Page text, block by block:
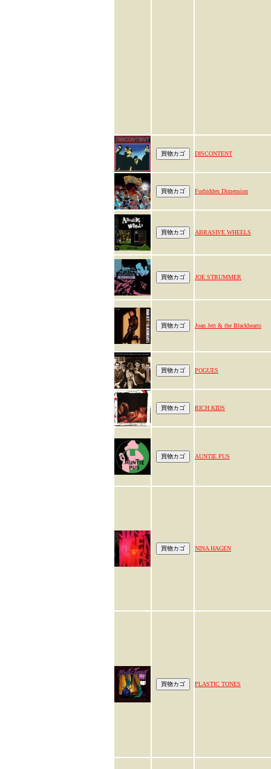
DISCONTENT
Forbidden Dimension
ABRASIVE WHEELS
JOE STRUMMER
Joan Jett & the Blackhearts
POGUES
RICH KIDS
AUNTIE PUS
NINA HAGEN
PLASTIC TONES